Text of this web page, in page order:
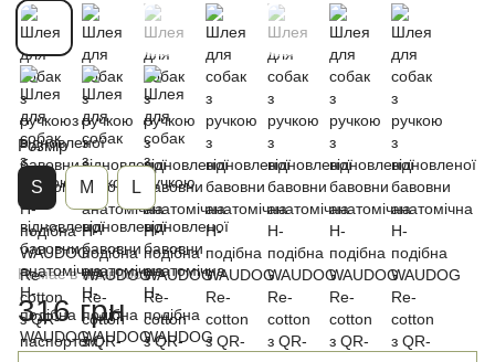
Розмір
S М L
Немає в наявності
316 грн